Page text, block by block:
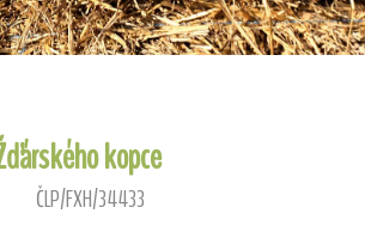
kopce
ČLP/FXH/34433